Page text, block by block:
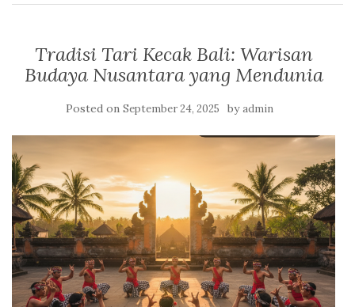
Tradisi Tari Kecak Bali: Warisan
Budaya Nusantara yang Mendunia
Posted on September 24, 2025 byadmin